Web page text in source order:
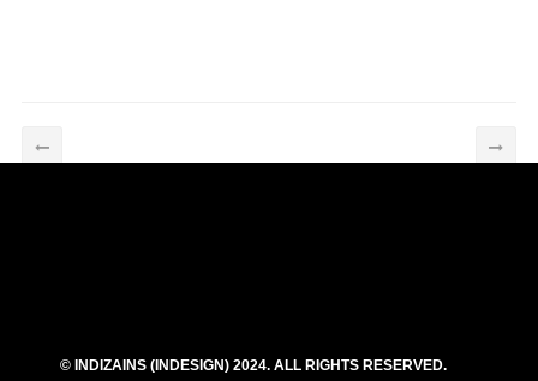
© INDIZAINS (INDESIGN) 2024. ALL RIGHTS RESERVED.